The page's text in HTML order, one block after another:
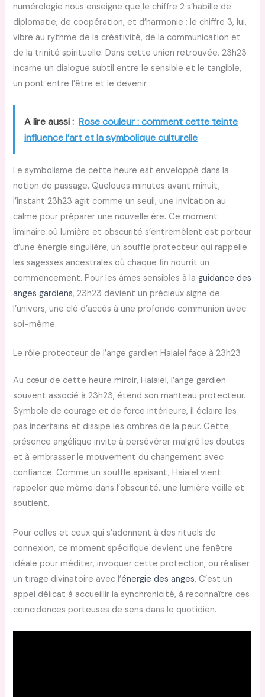
numérologie nous enseigne que le chiffre 2 s’habille de
diplomatie, de coopération, et d’harmonie ; le chiffre 3, lui,
vibre au rythme de la créativité, de la communication et
de la trinité spirituelle. Dans cette union retrouvée, 23h23
incarne un dialogue subtil entre le sensible et le tangible,
un pont entre l’être et le devenir.
A lire aussi : Rose couleur : comment cette teinte
influence l’art et la symbolique culturelle
Le symbolisme de cette heure est enveloppé dans la
notion de passage. Quelques minutes avant minuit,
l’instant 23h23 agit comme un seuil, une invitation au
calme pour préparer une nouvelle ère. Ce moment
liminaire où lumière et obscurité s’entremêlent est porteur
d’une énergie singulière, un souffle protecteur qui rappelle
les sagesses ancestrales où chaque fin nourrit un
commencement. Pour les âmes sensibles à laguidance des
anges gardiens, 23h23 devient un précieux signe de
l’univers, une clé d’accès à une profonde communion avec
soi-même.
Le rôle protecteur de l’ange gardien Haiaiel face à 23h23
Au cœur de cette heure miroir, Haiaiel, l’ange gardien
souvent associé à 23h23, étend son manteau protecteur.
Symbole de courage et de force intérieure, il éclaire les
pas incertains et dissipe les ombres de la peur. Cette
présence angélique invite à persévérer malgré les doutes
et à embrasser le mouvement du changement avec
confiance. Comme un souffle apaisant, Haiaiel vient
rappeler que même dans l’obscurité, une lumière veille et
soutient.
Pour celles et ceux qui s’adonnent à des rituels de
connexion, ce moment spécifique devient une fenêtre
idéale pour méditer, invoquer cette protection, ou réaliser
un tirage divinatoire avec l’énergie des anges. C’est un
appel délicat à accueillir la synchronicité, à reconnaître ces
coïncidences porteuses de sens dans le quotidien.